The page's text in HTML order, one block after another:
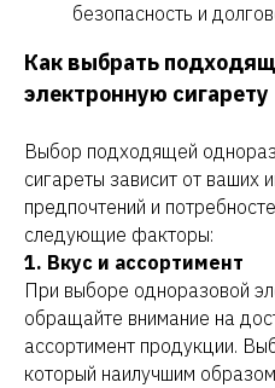
безопасность и
Как выбрать
электронную сигарету
Выбор подходящей
сигареты зависит от ваших
предпочтений и
следующие факторы:
1. Вкус и ассортимент
При выборе одноразовой
обращайте внимание на
ассортимент продукции.
который наилучшим